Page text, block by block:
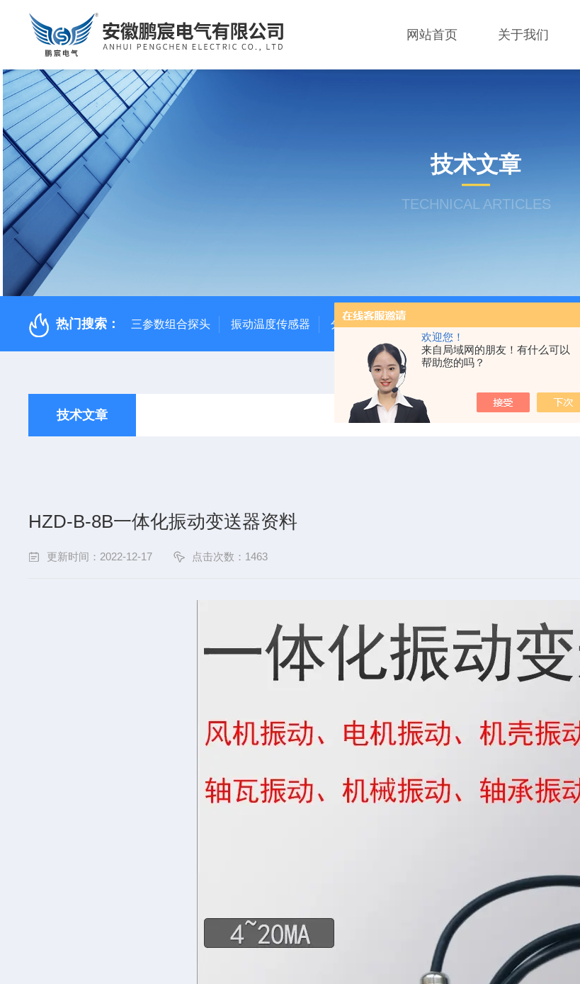
欢迎您！
来自局域网的朋友！有什么可以
帮助您的吗？
网站首页 关于我们
技术文章
TECHNICAL ARTICLES
热门搜索： 三参数组合探头 振动温度传感器 分体式氧化锆氧量分析仪
技术文章
HZD-B-8B一体化振动变送器资料
更新时间：2022-12-17 点击次数：1463